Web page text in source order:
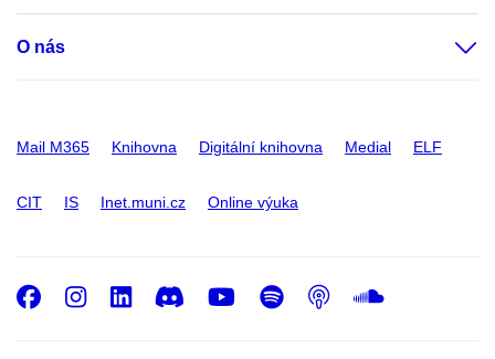
O nás
Mail M365 Knihovna Digitální knihovna Medial ELF
CIT IS Inet.muni.cz Online výuka
Facebook
Instagram
LinkedIn
DiscordYoutube
Spotify
Podcast